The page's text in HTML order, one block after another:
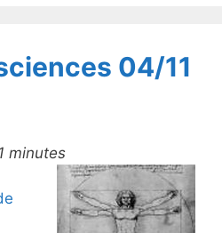
04/11
minutes